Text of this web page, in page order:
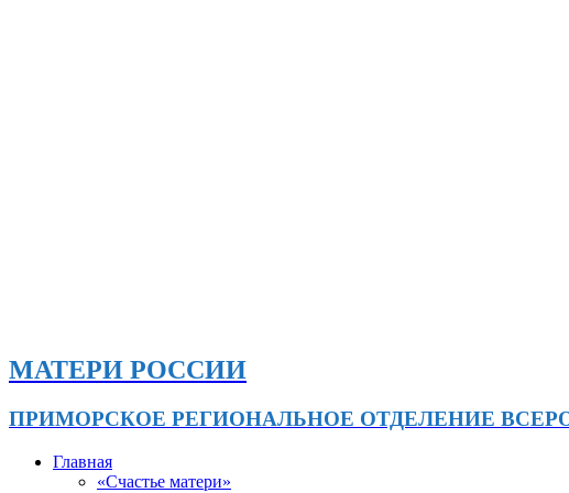
МАТЕРИ РОССИИ
ПРИМОРСКОЕ РЕГИОНАЛЬНОЕ ОТДЕЛЕНИЕ
Главная
«Счастье матери»